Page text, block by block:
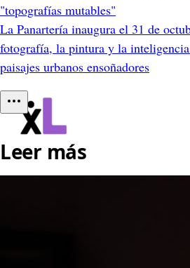
"topografías mutables"
La Panartería inaugura el 31 de
fotografía, la pintura y la
paisajes urbanos ensoñadores
Leer más